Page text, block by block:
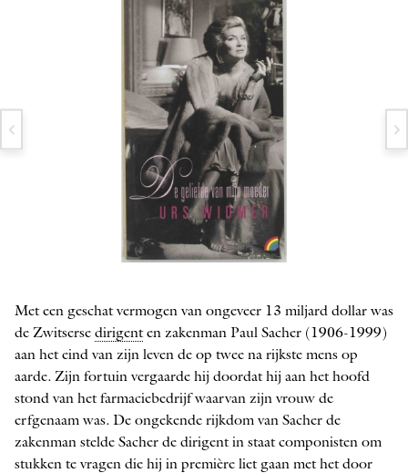
Met een geschat vermogen van ongeveer 13 miljard dollar was
de Zwitserse dirigenten zakenman Paul Sacher (1906-1999)
aan het eind van zijn leven de op twee na rijkste mens op
aarde. Zijn fortuin vergaarde hij doordat hij aan het hoofd
stond van het farmaciebedrijf waarvan zijn vrouw de
erfgenaam was. De ongekende rijkdom van Sacher de
zakenman stelde Sacher de dirigent in staat componisten om
stukken te vragen die hij in première liet gaan met het door